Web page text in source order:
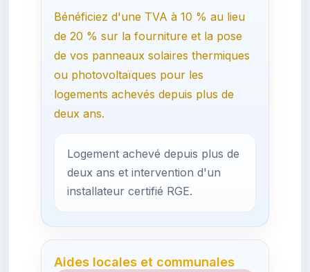
Bénéficiez d'une TVA à 10 % au lieu
de 20 % sur la fourniture et la pose
de vos panneaux solaires thermiques
ou photovoltaïques pour les
logements achevés depuis plus de
deux ans.
Logement achevé depuis plus de
deux ans et intervention d'un
installateur certifié RGE.
Aides locales et communales